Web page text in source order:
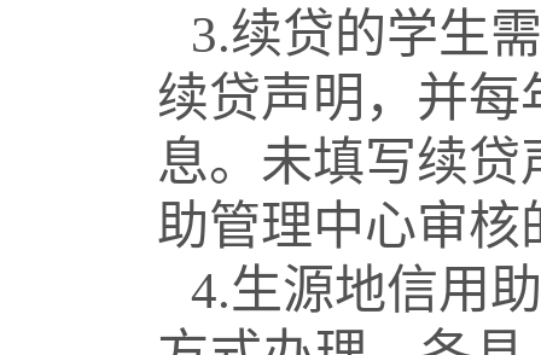
3.续贷的学生
续贷声明，并每
息。未填写续
助管理中心审核
4.生源地信用